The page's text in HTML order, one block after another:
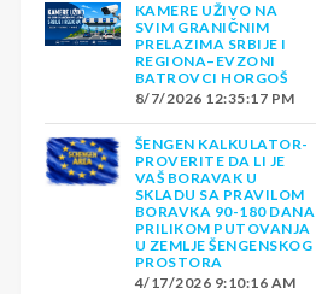
KAMERE UŽIVO NA
SVIM GRANIČNIM
PRELAZIMA SRBIJE I
REGIONA–EVZONI
BATROVCI HORGOŠ
8/7/2026 12:35:17 PM
ŠENGEN KALKULATOR-
PROVERITE DA LI JE
VAŠ BORAVAK U
SKLADU SA PRAVILOM
BORAVKA 90-180 DANA
PRILIKOM PUTOVANJA
U ZEMLJE ŠENGENSKOG
PROSTORA
4/17/2026 9:10:16 AM